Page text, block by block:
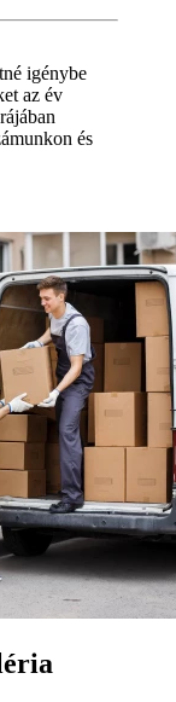
igénybe
az év
és